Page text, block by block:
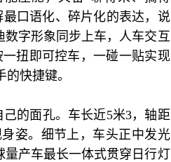
口语化、碎片化的表达，说
数字形象同步上车，人车交互
扭即可控车，一碰一贴实现
的快捷键。
的面孔。车长近5米3，轴距
身姿。细节上， 车头正中发光
量产车最长一体式贯穿日行灯